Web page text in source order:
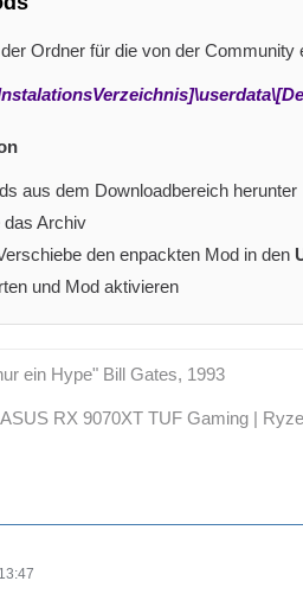
Ordner für die von der Community
aus dem Downloadbereich herunter
das Archiv
den enpackten Mod in den
und Mod aktivieren
ein Hype" Bill Gates, 1993
RX 9070XT TUF Gaming |